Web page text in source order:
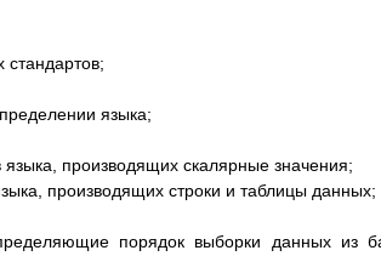
языка;
производящих скалярные значения;
производящих строки и таблицы данных;
порядок выборки данных из